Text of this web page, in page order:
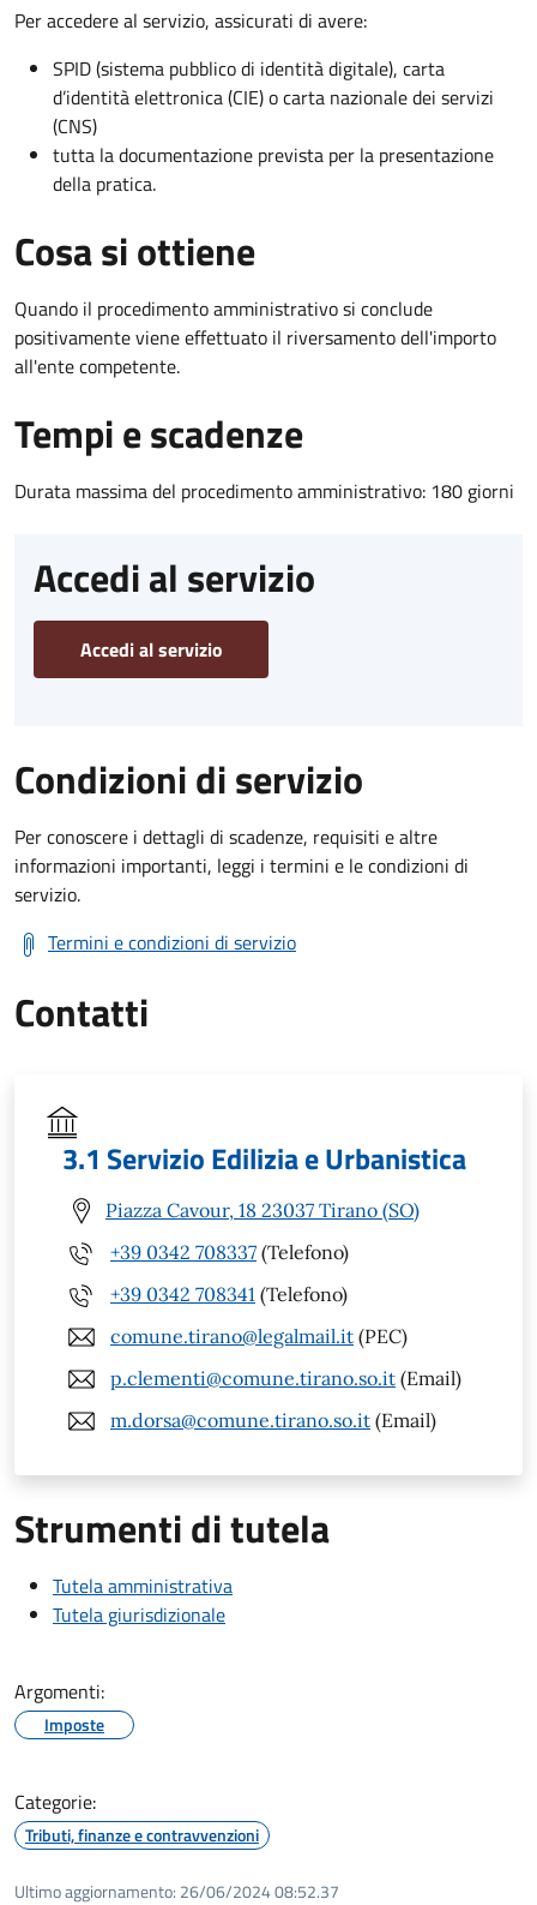
Per accedere al servizio, assicurati di avere:
SPID (sistema pubblico di identità digitale), carta
d’identità elettronica (CIE) o carta nazionale dei servizi
(CNS)
tutta la documentazione prevista per la presentazione
della pratica.
Cosa si ottiene
Quando il procedimento amministrativo si conclude
positivamente viene effettuato il riversamento dell'importo
all'ente competente.
Tempi e scadenze
Durata massima del procedimento amministrativo: 180 giorni
Accedi al servizio
Accedi al servizio
Condizioni di servizio
Per conoscere i dettagli di scadenze, requisiti e altre
informazioni importanti, leggi i termini e le condizioni di
servizio.
Termini e condizioni di servizio
Contatti
3.1 Servizio Edilizia e Urbanistica
Piazza Cavour, 18 23037 Tirano (SO)
+39 0342 708337 (Telefono)
+39 0342 708341 (Telefono)
comune.tirano@legalmail.it (PEC)
p.clementi@comune.tirano.so.it (Email)
m.dorsa@comune.tirano.so.it (Email)
Strumenti di tutela
Tutela amministrativa
Tutela giurisdizionale
Argomenti:
Imposte
Categorie:
Tributi, finanze e contravvenzioni
Ultimo aggiornamento: 26/06/2024 08:52.37